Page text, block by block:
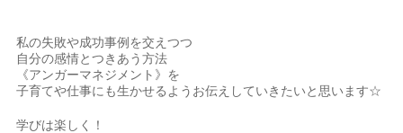
私の失敗や成功事例を交えつつ
自分の感情とつきあう方法
《アンガーマネジメント》を
子育てや仕事にも生かせるようお伝えしていきたいと思います☆
学びは楽しく！